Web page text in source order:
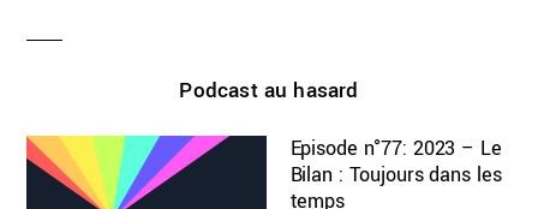
Podcast au hasard
Episode n°77: 2023 – Le
Bilan : Toujours dans les
temps